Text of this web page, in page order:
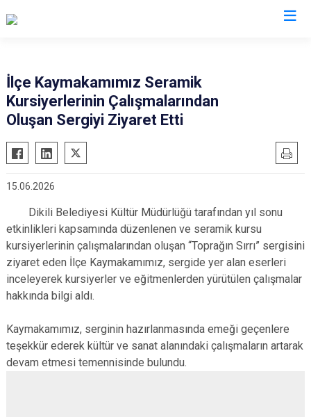
Aliağa
Balçova
Bayındır
Bornova
Buca
Çeşme
Çiğli
Dikili
Foça
Gaziemir
Kemalpaşa
Kınık
Kiraz
Konak
Menemen
Tire
Torbalı
Urla
Bayraklı
İlçe Kaymakamımız Seramik
Kursiyerlerinin Çalışmalarından
Oluşan Sergiyi Ziyaret Etti
15.06.2026
Dikili Belediyesi Kültür Müdürlüğü tarafından yıl sonu
etkinlikleri kapsamında düzenlenen ve seramik kursu
kursiyerlerinin çalışmalarından oluşan “Toprağın Sırrı” sergisini
ziyaret eden İlçe Kaymakamımız, sergide yer alan eserleri
inceleyerek kursiyerler ve eğitmenlerden yürütülen çalışmalar
hakkında bilgi aldı.
Kaymakamımız, serginin hazırlanmasında emeği geçenlere
teşekkür ederek kültür ve sanat alanındaki çalışmaların artarak
devam etmesi temennisinde bulundu.